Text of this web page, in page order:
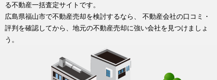
る不動産一括査定サイトです。
広島県福山市で不動産売却を検討するなら、 不動産会社の口コミ・
評判を確認してから、地元の不動産売却に強い会社を見つけましょ
う。